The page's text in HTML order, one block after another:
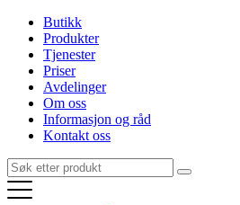
Butikk
Produkter
Tjenester
Priser
Avdelinger
Om oss
Informasjon og råd
Kontakt oss